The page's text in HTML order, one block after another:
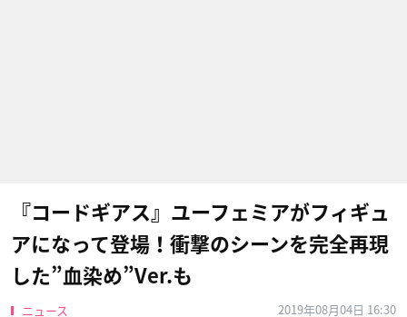
『コードギアス』ユーフェミアがフィギュ
アになって登場！衝撃のシーンを完全再現
した”血染め”Ver.も
ニュース
2019年08月04日 16:30